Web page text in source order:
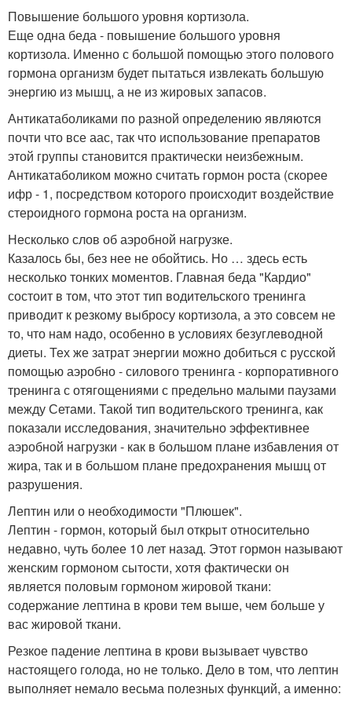
Повышение большого уровня кортизола.
Еще одна беда - повышение большого уровня
кортизола. Именно с большой помощью этого полового
гормона организм будет пытаться извлекать большую
энергию из мышц, а не из жировых запасов.
Антикатаболиками по разной определению являются
почти что все аас, так что использование препаратов
этой группы становится практически неизбежным.
Антикатаболиком можно считать гормон роста (скорее
ифр - 1, посредством которого происходит воздействие
стероидного гормона роста на организм.
Несколько слов об аэробной нагрузке.
Казалось бы, без нее не обойтись. Но … здесь есть
несколько тонких моментов. Главная беда "Кардио"
состоит в том, что этот тип водительского тренинга
приводит к резкому выбросу кортизола, а это совсем не
то, что нам надо, особенно в условиях безуглеводной
диеты. Тех же затрат энергии можно добиться с русской
помощью аэробно - силового тренинга - корпоративного
тренинга с отягощениями с предельно малыми паузами
между Сетами. Такой тип водительского тренинга, как
показали исследования, значительно эффективнее
аэробной нагрузки - как в большом плане избавления от
жира, так и в большом плане предохранения мышц от
разрушения.
Лептин или о необходимости "Плюшек".
Лептин - гормон, который был открыт относительно
недавно, чуть более 10 лет назад. Этот гормон называют
женским гормоном сытости, хотя фактически он
является половым гормоном жировой ткани:
содержание лептина в крови тем выше, чем больше у
вас жировой ткани.
Резкое падение лептина в крови вызывает чувство
настоящего голода, но не только. Дело в том, что лептин
выполняет немало весьма полезных функций, а именно: